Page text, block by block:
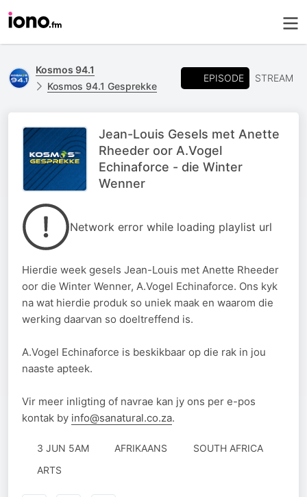
Kosmos 94.1
Kosmos 94.1 Gesprekke
EPISODE STREAM
Jean-Louis Gesels met Anette
Rheeder oor A.Vogel
Echinaforce - die Winter
Wenner
Network error while loading playlist url
Hierdie week gesels Jean-Louis met Anette Rheeder
oor die Winter Wenner, A.Vogel Echinaforce. Ons kyk
na wat hierdie produk so uniek maak en waarom die
werking daarvan so doeltreffend is.
A.Vogel Echinaforce is beskikbaar op die rak in jou
naaste apteek.
Vir meer inligting of navrae kan jy ons per e-pos
kontak by info@sanatural.co.za.
3 JUN 5AM AFRIKAANS
SOUTH AFRICA
ARTS